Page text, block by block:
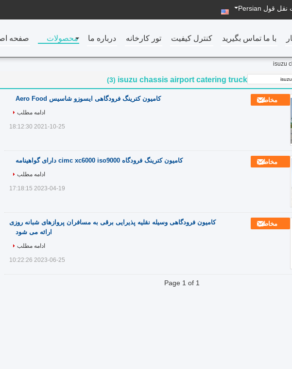
نقل قول Persian
صفحه محصولات درباره ما تور کارخانه کنترل کیفیت با ما تماس بگیرید
isuzu
isuzu chassis airport catering truck
(3)
کامیون کترینگ فرودگاهی ایسوزو شاسیس Aero Food مخاطب
ادامه مطلب
2021-10-25 18:12:30
کامیون کترینگ فرودگاه cimc xc6000 iso9000 دارای گواهینامه مخاطب
ادامه مطلب
2023-04-19 17:18:15
کامیون فرودگاهی وسیله نقلیه پذیرایی برقی به مسافران پروازهای شبانه روزی
ارائه می شود
مخاطب
ادامه مطلب
2023-06-25 10:22:26
Page 1 of 1